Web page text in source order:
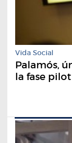
Vida Social
Palamós,
la fase